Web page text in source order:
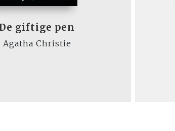
giftige pen
Agatha Christie